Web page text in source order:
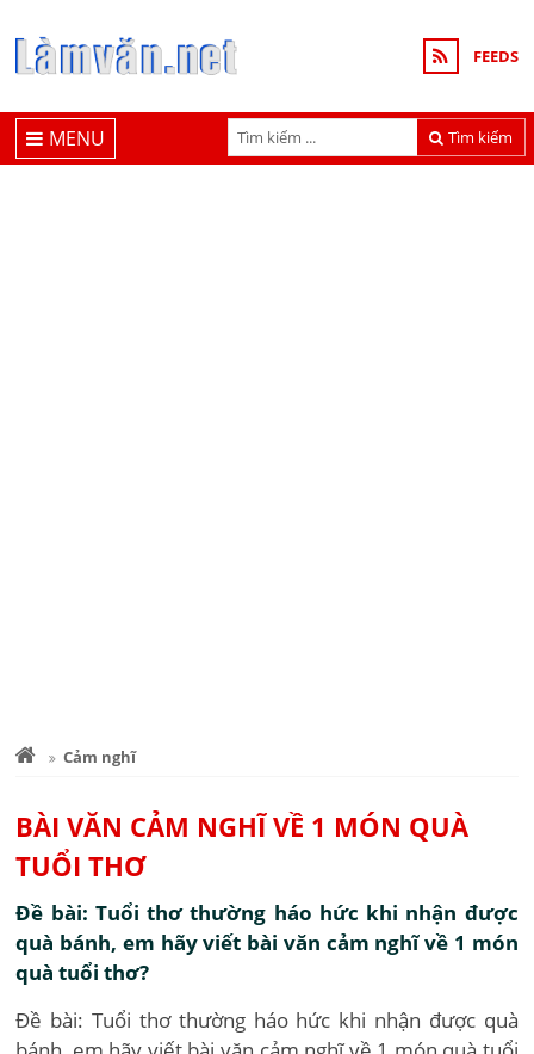
FEEDS
Tìm kiếm
MENU
Cảm nghĩ
BÀI VĂN CẢM NGHĨ VỀ 1 MÓN QUÀ
TUỔI THƠ
Đề bài: Tuổi thơ thường háo hức khi nhận được
quà bánh, em hãy viết bài văn cảm nghĩ về 1 món
quà tuổi thơ?
Đề bài: Tuổi thơ thường háo hức khi nhận được quà